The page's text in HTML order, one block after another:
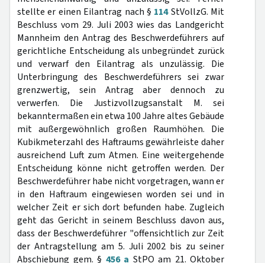
stellte er einen Eilantrag nach § 114StVollzG. Mit
Beschluss vom 29. Juli 2003 wies das Landgericht
Mannheim den Antrag des Beschwerdeführers auf
gerichtliche Entscheidung als unbegründet zurück
und verwarf den Eilantrag als unzulässig. Die
Unterbringung des Beschwerdeführers sei zwar
grenzwertig, sein Antrag aber dennoch zu
verwerfen. Die Justizvollzugsanstalt M. sei
bekanntermaßen ein etwa 100 Jahre altes Gebäude
mit außergewöhnlich großen Raumhöhen. Die
Kubikmeterzahl des Haftraums gewährleiste daher
ausreichend Luft zum Atmen. Eine weitergehende
Entscheidung könne nicht getroffen werden. Der
Beschwerdeführer habe nicht vorgetragen, wann er
in den Haftraum eingewiesen worden sei und in
welcher Zeit er sich dort befunden habe. Zugleich
geht das Gericht in seinem Beschluss davon aus,
dass der Beschwerdeführer "offensichtlich zur Zeit
der Antragstellung am 5. Juli 2002 bis zu seiner
Abschiebung gem. § 456 a StPO am 21. Oktober